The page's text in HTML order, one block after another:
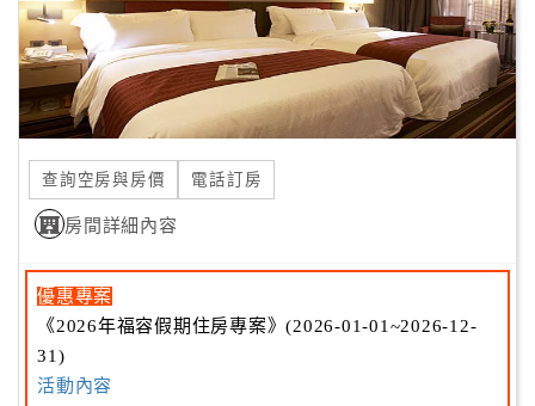
合
作
提
案
飯
店
作
廠
商
查詢空房與房價 電話訂房
房間詳細內容
優惠專案
《2026年福容假期住房專案》(2026-01-01~2026-12-
31)
活動內容